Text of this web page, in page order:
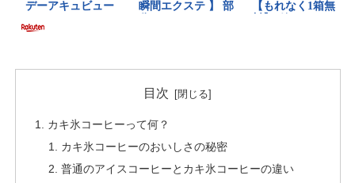
目次
カキ氷コーヒーって何？
カキ氷コーヒーのおいしさの秘密
普通のアイスコーヒーとカキ氷コーヒーの違い